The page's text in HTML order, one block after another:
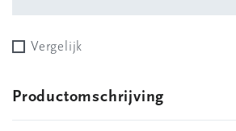
Vergelijk
Productomschrijving